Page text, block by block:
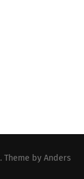
. Theme by Anders